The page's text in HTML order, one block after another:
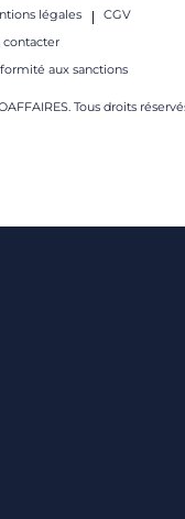
légales
CGV
contacter
aux sanctions
Tous droits